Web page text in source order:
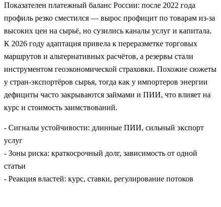
Показателен платежный баланс России: после 2022 года
профиль резко сместился — вырос профицит по товарам из‑за
высоких цен на сырьё, но сузились каналы услуг и капитала.
К 2026 году адаптация привела к переразметке торговых
маршрутов и альтернативных расчётов, а резервы стали
инструментом геоэкономической страховки. Похожие сюжеты
у стран‑экспортёров сырья, тогда как у импортеров энергии
дефициты часто закрываются займами и ПИИ, что влияет на
курс и стоимость заимствований.
- Сигналы устойчивости: длинные ПИИ, сильный экспорт
услуг
- Зоны риска: краткосрочный долг, зависимость от одной
статьи
- Реакция властей: курс, ставки, регулирование потоков